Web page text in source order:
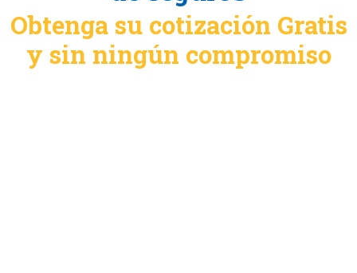
Obtenga su cotización Gratis
y sin ningún compromiso